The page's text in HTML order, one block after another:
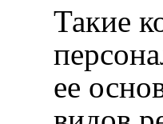
Такие
ее